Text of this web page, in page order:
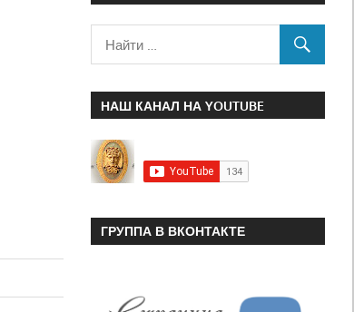
НАШ КАНАЛ НА YOUTUBE
ГРУППА В ВКОНТАКТЕ